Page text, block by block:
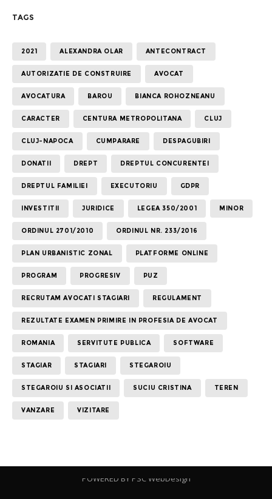
TAGS
2021 ALEXANDRA OLAR ANTECONTRACT
AUTORIZATIE DE CONSTRUIRE AVOCAT
AVOCATURA BAROU BIANCA ROHOZNEANU
CARACTER CENTURA METROPOLITANA CLUJ
CLUJ-NAPOCA CUMPARARE DESPAGUBIRI
DONATII DREPT DREPTUL CONCURENTEI
DREPTUL FAMILIEI EXECUTORIU GDPR
INVESTITII JURIDICE LEGEA 350/2001 MINOR
ORDINUL 2701/2010 ORDINUL NR. 233/2016
PLAN URBANISTIC ZONAL PLATFORME ONLINE
PROGRAM PROGRESIV PUZ
RECRUTAM AVOCATI STAGIARI REGULAMENT
REZULTATE EXAMEN PRIMIRE IN PROFESIA DE AVOCAT
ROMANIA SERVITUTE PUBLICA SOFTWARE
STAGIAR STAGIARI STEGAROIU
STEGAROIU SI ASOCIATII SUCIU CRISTINA TEREN
VANZARE VIZITARE
POWERED BY PSC WebDesign